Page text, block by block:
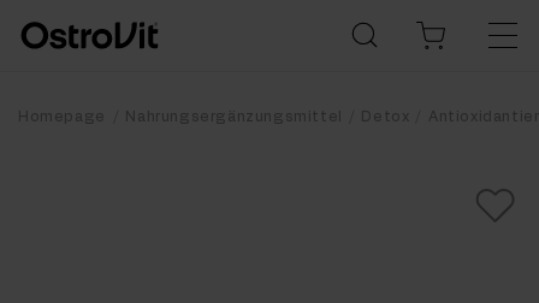
Homepage Nahrungsergänzungsmittel Detox